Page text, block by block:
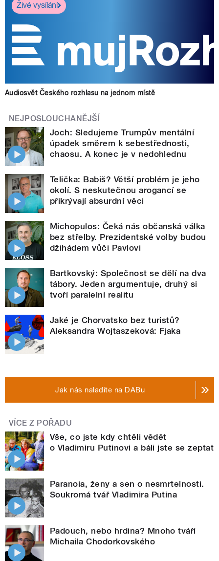
Živé vysílání
Audiosvět Českého rozhlasu na jednom místě
NEJPOSLOUCHANĚJŠÍ
Joch: Sledujeme Trumpův mentální
úpadek směrem k sebestřednosti,
chaosu. A konec je v nedohlednu
Telička: Babiš? Větší problém je jeho
okolí. S neskutečnou arogancí se
přikrývají absurdní věci
Michopulos: Čeká nás občanská válka
bez střelby. Prezidentské volby budou
džihádem vůči Pavlovi
Bartkovský: Společnost se dělí na dva
tábory. Jeden argumentuje, druhý si
tvoří paralelní realitu
Jaké je Chorvatsko bez turistů?
Aleksandra Wojtaszeková: Fjaka
Jak nás naladíte na DABu
VÍCE Z POŘADU
Vše, co jste kdy chtěli vědět
o Vladimiru Putinovi a báli jste se zeptat
Paranoia, ženy a sen o nesmrtelnosti.
Soukromá tvář Vladimira Putina
Padouch, nebo hrdina? Mnoho tváří
Michaila Chodorkovského